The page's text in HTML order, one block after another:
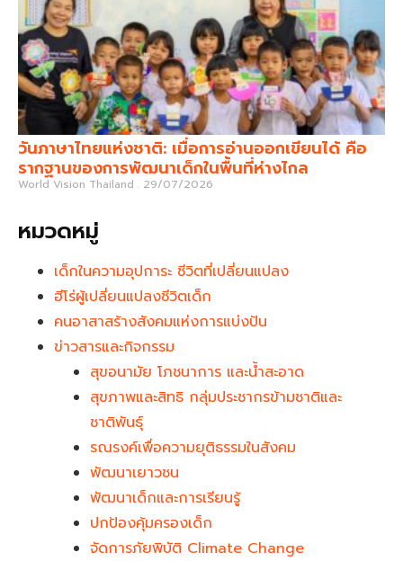
วันภาษาไทยแห่งชาติ: เมื่อการอ่านออกเขียนได้ คือ
รากฐานของการพัฒนาเด็กในพื้นที่ห่างไกล
World Vision Thailand 29/07/2026
หมวดหมู่
เด็กในความอุปการะ ชีวิตที่เปลี่ยนแปลง
ฮีโร่ผู้เปลี่ยนแปลงชีวิตเด็ก
คนอาสาสร้างสังคมแห่งการแบ่งปัน
ข่าวสารและกิจกรรม
สุขอนามัย โภชนาการ และน้ำสะอาด
สุขภาพและสิทธิ กลุ่มประชากรข้ามชาติและ
ชาติพันธุ์
รณรงค์เพื่อความยุติธรรมในสังคม
พัฒนาเยาวชน
พัฒนาเด็กและการเรียนรู้
ปกป้องคุ้มครองเด็ก
จัดการภัยพิบัติ Climate Change